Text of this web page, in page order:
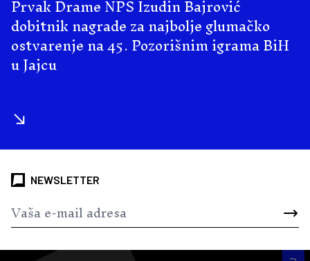
dobitnik nagrade za najbolje glumačko
ostvarenje na 45. Pozorišnim igrama BiH
u Jajcu
NEWSLETTER